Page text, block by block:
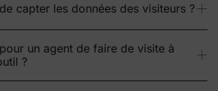
capter les données des visiteurs ?
un agent de faire de visite à
?